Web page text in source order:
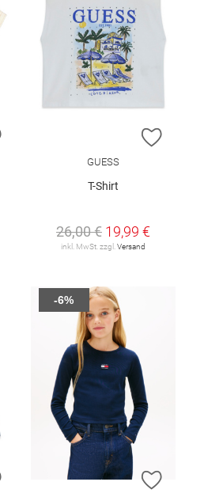
ZUR WUNSCHLISTE HINZUFÜGEN
ZUR
GUESS
T-Shirt
26,00 € 19,99 €
inkl. MwSt. zzgl. Versand
ZUR WUNSCHLISTE HINZUFÜGEN
ZUR
-6%